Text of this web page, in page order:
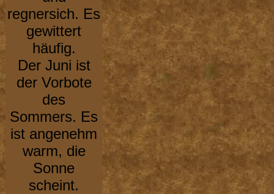
regnersich. Es
gewittert
häufig.
Der Juni ist
der Vorbote
des
Sommers. Es
ist angenehm
warm, die
Sonne
scheint.